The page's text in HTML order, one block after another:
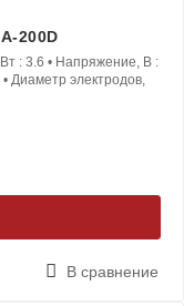
200D
: 3.6 • Напряжение, В :
• Диаметр электродов,
В сравнение